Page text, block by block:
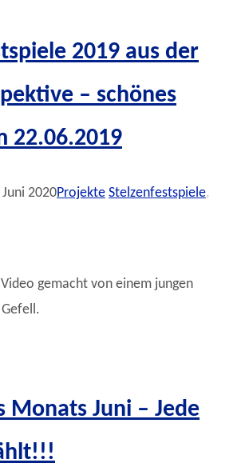
2019 aus der
– schönes
22.06.2019
2020Projekte Stelzenfestspiele,
gemacht von einem jungen
Monats Juni – Jede